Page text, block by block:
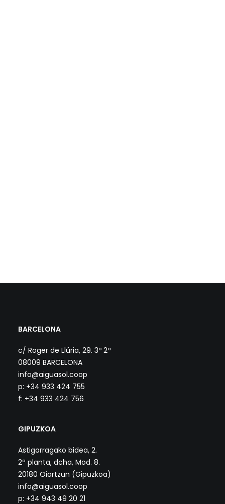
BARCELONA
c/ Roger de Llúria, 29. 3º 2ª
08009 BARCELONA
info@aiguasol.coop
p: +34 933 424 755
f: +34 933 424 756
GIPUZKOA
Astigarragako bidea, 2.
2ª planta, dcha, Mod. 8.
20180 Oiartzun (Gipuzkoa)
info@aiguasol.coop
p: +34 943 49 20 21